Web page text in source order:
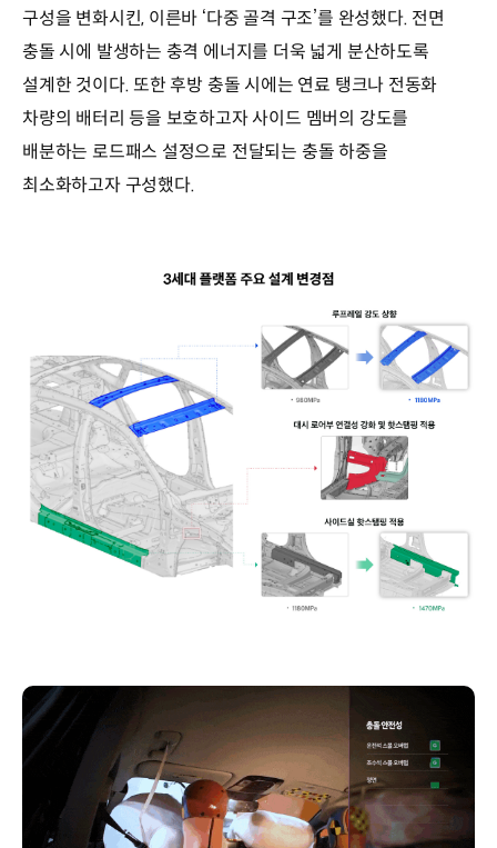
구성을 변화시킨, 이른바 ‘다중 골격 구조’를 완성했다. 전면
충돌 시에 발생하는 충격 에너지를 더욱 넓게 분산하도록
설계한 것이다. 또한 후방 충돌 시에는 연료 탱크나 전동화
차량의 배터리 등을 보호하고자 사이드 멤버의 강도를
배분하는 로드패스 설정으로 전달되는 충돌 하중을
최소화하고자 구성했다.